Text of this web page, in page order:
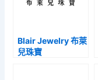
Blair Jewelry 布萊
兒珠寶